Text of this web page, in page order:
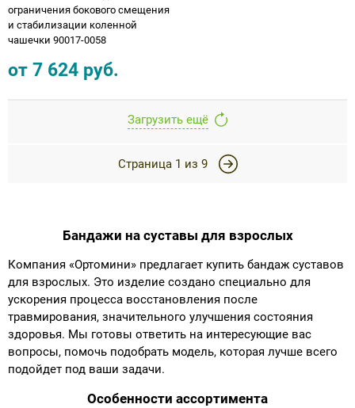
ограничения бокового смещения
и стабилизации коленной
чашечки 90017-0058
от 7 624 руб.
Загрузить ещё
Страница 1 из 9
Бандажи на суставы для взрослых
Компания «Ортомини» предлагает купить бандаж суставов
для взрослых. Это изделие создано специально для
ускорения процесса восстановления после
травмирования, значительного улучшения состояния
здоровья. Мы готовы ответить на интересующие вас
вопросы, помочь подобрать модель, которая лучше всего
подойдет под ваши задачи.
Особенности ассортимента